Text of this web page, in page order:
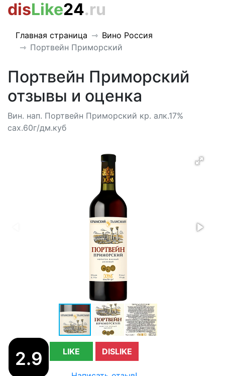
disLike24.ru
Главная страница
Вино Россия
Портвейн Приморский
Портвейн Приморский
отзывы и оценка
Вин. нап. Портвейн Приморский кр. алк.17%
сах.60г/дм.куб
2.9 LIKE DISLIKE